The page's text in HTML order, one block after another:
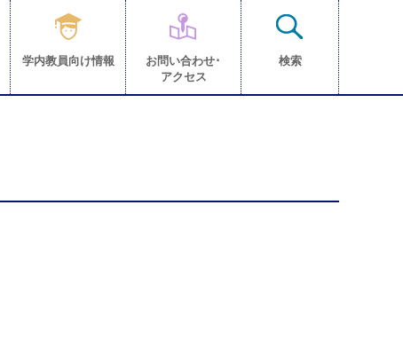
学内教員向け情報
お問い合わせ･
アクセス
検索